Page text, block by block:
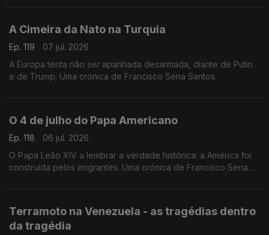
A Cimeira da Nato na Turquia
Ep. 119
07 jul. 2026
A Europa tenta não ser apanhada desarmada, diante de Putin
e de Trump. Uma crónica de Francisco Sena Santos.
O 4 de julho do Papa Americano
Ep. 118
06 jul. 2026
O Papa Leão XIV a lembrar a verdade histórica: a América foi
construída pelos imigrantes. Uma crónica de Francisco Sena
Terramoto na Venezuela - as tragédias dentro
da tragédia